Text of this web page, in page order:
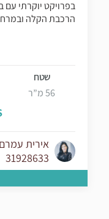
בפרויקט יוקרתי עם
הרכבת הקלה ובמרחק 3 דקות הליכה
שטח
56 מ”ר
אירית
31928633